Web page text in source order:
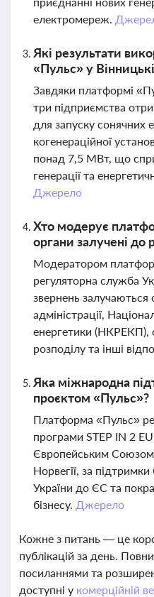
електромереж.
Які результати
«Пульс» у
Завдяки платформі
три підприємства
для запуску сонячних
когенераційної
понад 7,5 МВт, що
генерації та
Джерело
Хто модерує
органи залучені до
Модератором
регуляторна служба
звернень залучаються
адміністрації,
енергетики (НКРЕКП),
розподілу та інші
Яка міжнародна
проєктом «Пульс»?
Платформа «Пульс»
програми STEP IN 2
Європейським
Норвегії, за
України до ЄС та
бізнесу. Джерело
Кожне з питань — це
публікацій за день.
посиланнями та
доступні у комерційній